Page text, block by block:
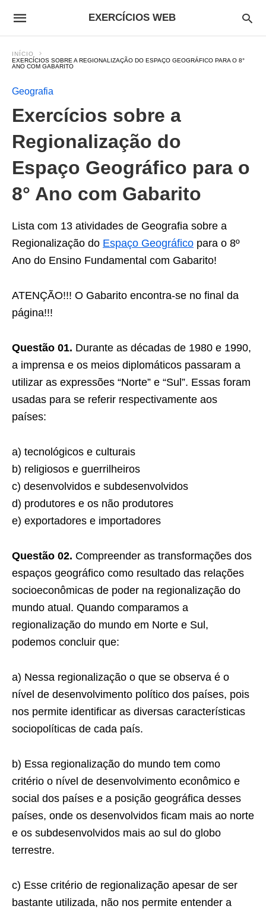
EXERCÍCIOS WEB
INÍCIO
EXERCÍCIOS SOBRE A REGIONALIZAÇÃO DO ESPAÇO GEOGRÁFICO PARA O 8°
ANO COM GABARITO
Geografia
Exercícios sobre a
Regionalização do
Espaço Geográfico para o
8° Ano com Gabarito
Lista com 13 atividades de Geografia sobre a
Regionalização do Espaço Geográfico para o 8º
Ano do Ensino Fundamental com Gabarito!
ATENÇÃO!!! O Gabarito encontra-se no final da
página!!!
Questão 01. Durante as décadas de 1980 e 1990,
a imprensa e os meios diplomáticos passaram a
utilizar as expressões “Norte” e “Sul”. Essas foram
usadas para se referir respectivamente aos
países:
a) tecnológicos e culturais
b) religiosos e guerrilheiros
c) desenvolvidos e subdesenvolvidos
d) produtores e os não produtores
e) exportadores e importadores
Questão 02. Compreender as transformações dos
espaços geográfico como resultado das relações
socioeconômicas de poder na regionalização do
mundo atual. Quando comparamos a
regionalização do mundo em Norte e Sul,
podemos concluir que:
a) Nessa regionalização o que se observa é o
nível de desenvolvimento político dos países, pois
nos permite identificar as diversas características
sociopolíticas de cada país.
b) Essa regionalização do mundo tem como
critério o nível de desenvolvimento econômico e
social dos países e a posição geográfica desses
países, onde os desenvolvidos ficam mais ao norte
e os subdesenvolvidos mais ao sul do globo
terrestre.
c) Esse critério de regionalização apesar de ser
bastante utilizada, não nos permite entender a